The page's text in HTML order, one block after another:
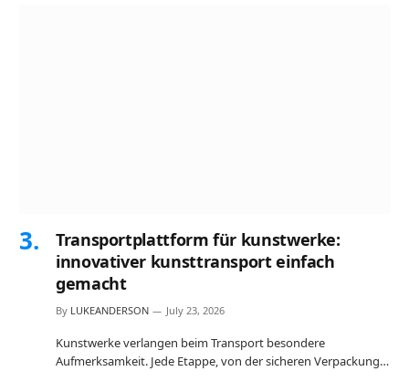
Transportplattform für kunstwerke:
innovativer kunsttransport einfach
gemacht
By LUKEANDERSON July 23, 2026
Kunstwerke verlangen beim Transport besondere
Aufmerksamkeit. Jede Etappe, von der sicheren Verpackung…